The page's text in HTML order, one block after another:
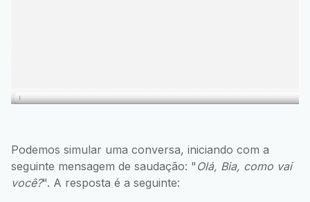
Podemos simular uma conversa, iniciando com a
seguinte mensagem de saudação: " Olá, Bia, como vai
você?". A resposta é a seguinte: